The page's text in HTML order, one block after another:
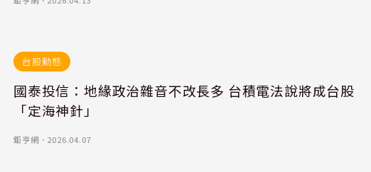
台股動態
國泰投信：地緣政治雜音不改長多 台積電法說將成台股
「定海神針」
鉅亨網 ． 2026.04.07